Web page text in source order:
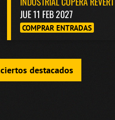
JUE 11 FEB 2027
COMPRAR ENTRADAS
destacados